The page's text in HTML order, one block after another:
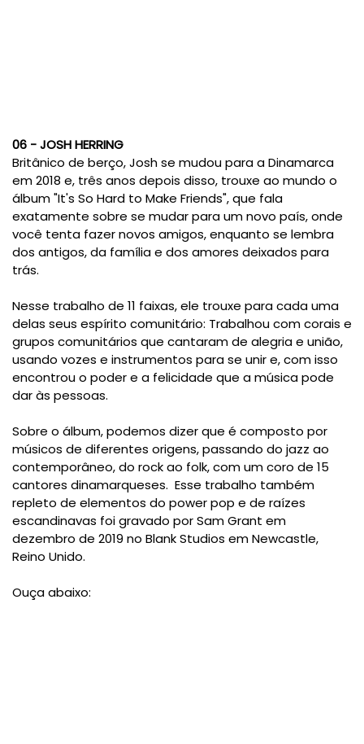
06 - JOSH HERRING
Britânico de berço, Josh se mudou para a Dinamarca
em 2018 e, três anos depois disso, trouxe ao mundo o
álbum "It's So Hard to Make Friends", que fala
exatamente sobre se mudar para um novo país, onde
você tenta fazer novos amigos, enquanto se lembra
dos antigos, da família e dos amores deixados para
trás.
Nesse trabalho de 11 faixas, ele trouxe para cada uma
delas seus espírito comunitário: Trabalhou com corais e
grupos comunitários que cantaram de alegria e união,
usando vozes e instrumentos para se unir e, com isso
encontrou o poder e a felicidade que a música pode
dar às pessoas.
Sobre o álbum, podemos dizer que é composto por
músicos de diferentes origens, passando do jazz ao
contemporâneo, do rock ao folk, com um coro de 15
cantores dinamarqueses. Esse trabalho também
repleto de elementos do power pop e de raízes
escandinavas foi gravado por Sam Grant em
dezembro de 2019 no Blank Studios em Newcastle,
Reino Unido.
Ouça abaixo: